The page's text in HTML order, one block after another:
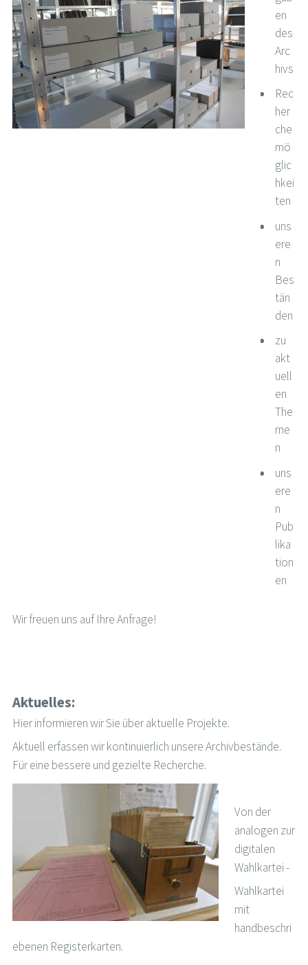
en
des
Arc
hivs
Rec
her
che
mö
glic
hkei
ten
uns
ere
n
Bes
tän
den
zu
akt
uell
en
The
me
n
uns
ere
n
Pub
lika
tion
en
Wir freuen uns auf Ihre Anfrage!
Aktuelles:
Hier informieren wir Sie über aktuelle Projekte.
Aktuell erfassen wir kontinuierlich unsere Archivbestände.
Für eine bessere und gezielte Recherche.
Von der
analogen zur
digitalen
Wahlkartei -
Wahlkartei
mit
handbeschri
ebenen Registerkarten.